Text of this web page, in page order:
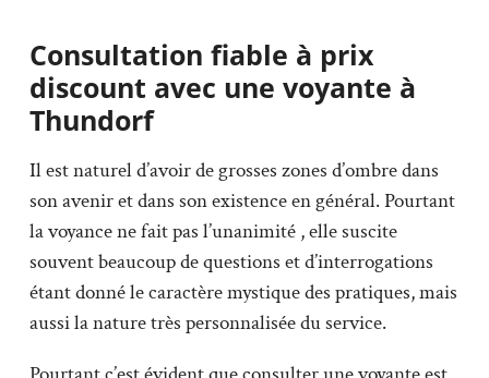
Consultation fiable à prix
discount avec une voyante à
Thundorf
Il est naturel d’avoir de grosses zones d’ombre dans
son avenir et dans son existence en général. Pourtant
la voyance ne fait pas l’unanimité , elle suscite
souvent beaucoup de questions et d’interrogations
étant donné le caractère mystique des pratiques, mais
aussi la nature très personnalisée du service.